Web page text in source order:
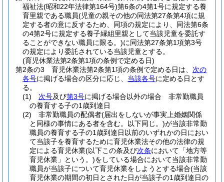
福祉法(昭和22年法律第164号)第6条の4第1号に規定する養
育里親である職員(児童の親その他の同法第27条第4項に規
定する者の意に反するため、同項の規定により、同法第6条
の4第2号に規定する養子縁組里親として当該児童を委託す
ることができない職員に限る。)に同法第27条第1項第3号
の規定により委託されている当該児童とする。
(育児休業法第2条第1項の条例で定める日)
第2条の3
育児休業法第2条第1項の条例で定める日は、 次の
各号に掲げる場合の区分に応じ、 当該各号に定める日とす
る。
(1)
次号及び第3号に掲げる場合以外の場合 非常勤職員
の養育する子の1歳到達日
(2)
非常勤職員の配偶者(届出をしないが事実上婚姻関係
と同様の事情にある者を含む。以下同じ。)が当該非常勤
職員の養育する子の1歳到達日以前のいずれかの日におい
て当該子を養育するために育児休業法その他の法律の規
定による育児休業(以下この条及び次条において「地方等
育児休業」という。)をしている場合において当該非常勤
職員が当該子について育児休業をしようとする場合(当該
育児休業の期間の初日とされた日が当該子の1歳到達日の